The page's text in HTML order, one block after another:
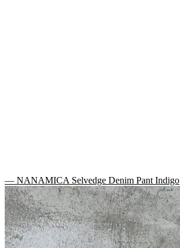
— NANAMICA Selvedge Denim Pant Indigo